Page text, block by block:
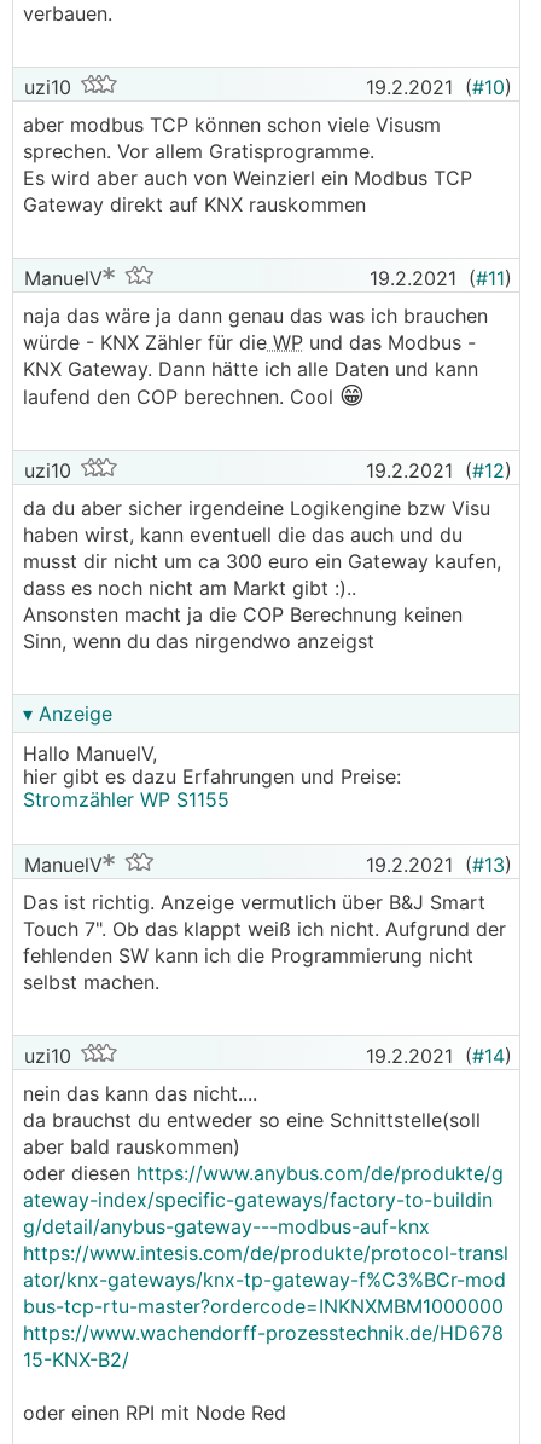
verbauen.
uzi10 19.2.2021 (#10)
aber modbus TCP können schon viele Visusm
sprechen. Vor allem Gratisprogramme.
Es wird aber auch von Weinzierl ein Modbus TCP
Gateway direkt auf KNX rauskommen
ManuelV 19.2.2021 (#11)
naja das wäre ja dann genau das was ich brauchen
würde - KNX Zähler für die WP und das Modbus -
KNX Gateway. Dann hätte ich alle Daten und kann
laufend den COP berechnen. Cool 😁
uzi10 19.2.2021 (#12)
da du aber sicher irgendeine Logikengine bzw Visu
haben wirst, kann eventuell die das auch und du
musst dir nicht um ca 300 euro ein Gateway kaufen,
dass es noch nicht am Markt gibt :)..
Ansonsten macht ja die COP Berechnung keinen
Sinn, wenn du das nirgendwo anzeigst
▾ Anzeige
Hallo ManuelV,
hier gibt es dazu Erfahrungen und Preise:
Stromzähler WP S1155
ManuelV 19.2.2021 (#13)
Das ist richtig. Anzeige vermutlich über B&J Smart
Touch 7". Ob das klappt weiß ich nicht. Aufgrund der
fehlenden SW kann ich die Programmierung nicht
selbst machen.
uzi10 19.2.2021 (#14)
nein das kann das nicht....
da brauchst du entweder so eine Schnittstelle(soll
aber bald rauskommen)
oder diesen https://www.anybus.com/de/produkte/g
ateway-index/specific-gateways/factory-to-buildin
g/detail/anybus-gateway---modbus-auf-knx
https://www.intesis.com/de/produkte/protocol-transl
ator/knx-gateways/knx-tp-gateway-f%C3%BCr-mod
bus-tcp-rtu-master?ordercode=INKNXMBM1000000
https://www.wachendorff-prozesstechnik.de/HD678
15-KNX-B2/
oder einen RPI mit Node Red